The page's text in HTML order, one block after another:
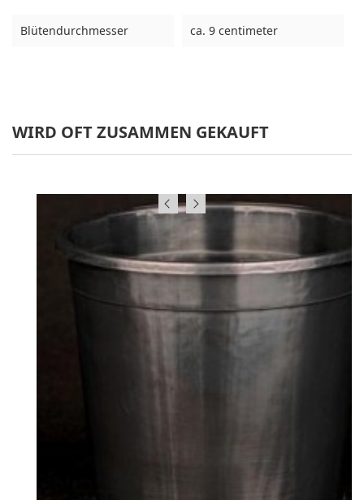
Blütendurchmesser ca. 9 centimeter
WIRD OFT ZUSAMMEN GEKAUFT